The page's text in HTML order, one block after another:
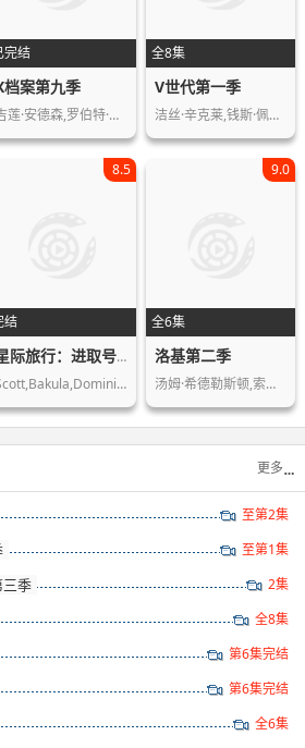
完结
档案第九季
吉莲·安德森,罗伯特·帕特里克,安娜贝…
全8集
V世代第一季
洁丝·辛克莱,钱斯·佩尔多莫,麦迪·菲…
结
8.5
星际旅行：进取号第二季
Scott,Bakula,Dominic,Keating,Jolene,…
全6集
9.0
洛基第二季
汤姆·希德勒斯顿,索菲娅·迪·马蒂诺…
更多
至第2集
至第1集
2集
季
全8集
第6集完结
第6集完结
全6集